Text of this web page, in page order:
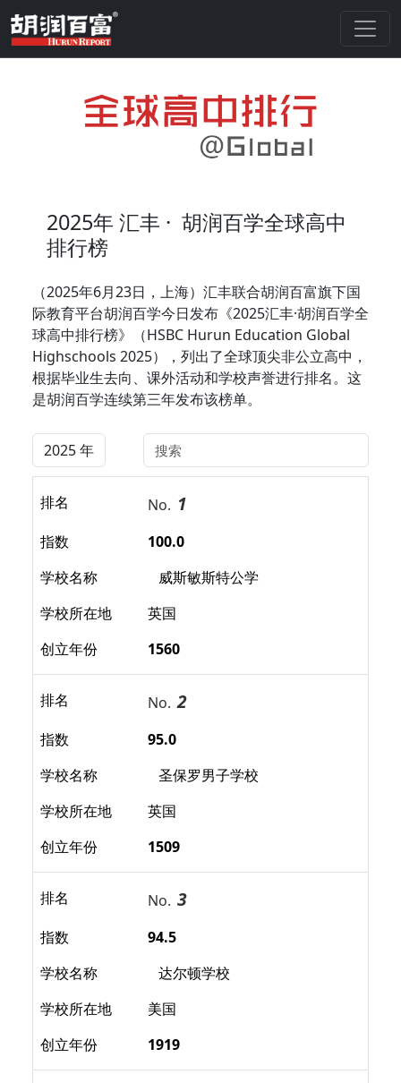
2025年 汇丰 · 胡润百学全球高中
排行榜
（2025年6月23日，上海）汇丰联合胡润百富旗下国
际教育平台胡润百学今日发布《2025汇丰·胡润百学全
球高中排行榜》（HSBC Hurun Education Global
Highschools 2025），列出了全球顶尖非公立高中，
根据毕业生去向、课外活动和学校声誉进行排名。这
是胡润百学连续第三年发布该榜单。
排名 No. 1
指数
100.0
学校名称
威斯敏斯特公学
学校所在地
英国
创立年份
1560
排名 No. 2
指数
95.0
学校名称
圣保罗男子学校
学校所在地
英国
创立年份
1509
排名 No. 3
指数
94.5
学校名称
达尔顿学校
学校所在地
美国
创立年份
1919